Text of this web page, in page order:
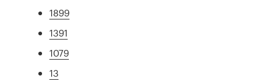
1899
1391
1079
13